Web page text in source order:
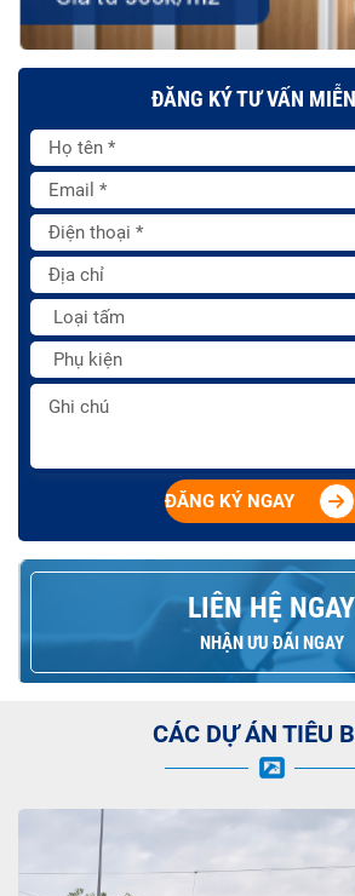
ĐĂNG KÝ TƯ VẤN
ĐĂNG KÝ NGAY
LIÊN HỆ NGAY
NHẬN ƯU ĐÃI NGAY
CÁC DỰ ÁN TIÊU